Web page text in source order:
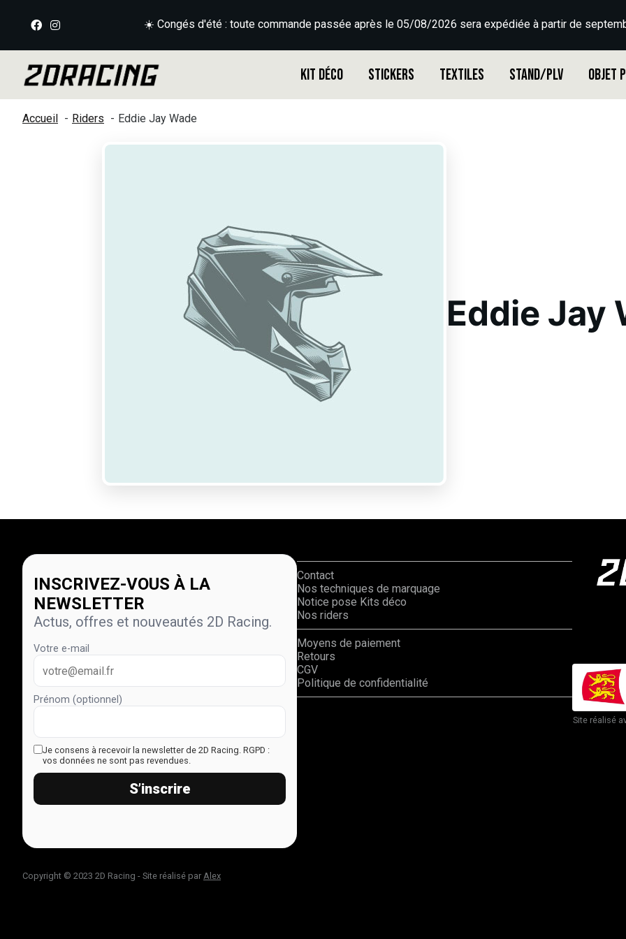
☀️ Congés d'été : toute commande passée après le 05/08/2026 sera expédiée à partir de
Kit déco Stickers Textiles Stand/PLV Objet
Accueil Riders Eddie Jay Wade
Eddie Jay
INSCRIVEZ-VOUS À LA
NEWSLETTER
Actus, offres et nouveautés 2D Racing.
Votre e-mail
Prénom (optionnel)
Je consens à recevoir la newsletter de 2D Racing. RGPD :
vos données ne sont pas revendues.
S’inscrire
Contact
Nos techniques de marquage
Notice pose Kits déco
Nos riders
Moyens de paiement
Retours
CGV
Politique de confidentialité
Site réalisé
Copyright © 2023 2D Racing - Site réalisé par Alex